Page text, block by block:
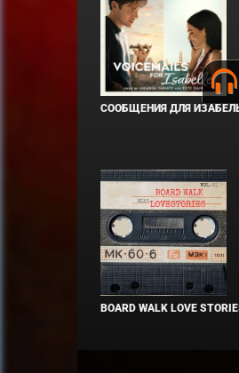
СООБЩЕНИЯ ДЛЯ
BOARD WALK LOVE